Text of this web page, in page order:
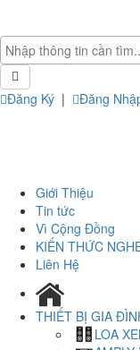
Đăng Ký | Đăng
Giới Thiệu
Tin tức
Vì Cộng Đồng
KIẾN THỨC
Liên Hệ
THIẾT BỊ GIA
LOA